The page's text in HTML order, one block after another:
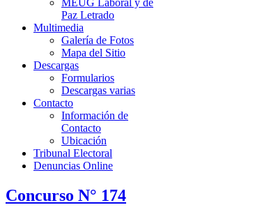
MEUG Laboral y de
Paz Letrado
Multimedia
Galería de Fotos
Mapa del Sitio
Descargas
Formularios
Descargas varias
Contacto
Información de
Contacto
Ubicación
Tribunal Electoral
Denuncias Online
Concurso N° 174